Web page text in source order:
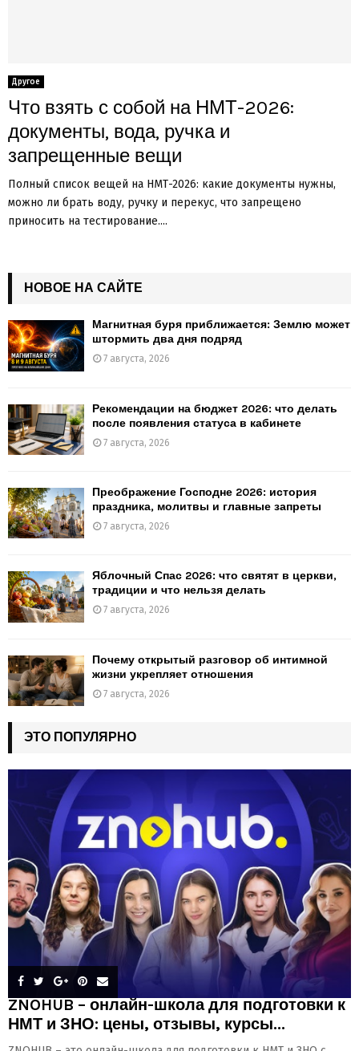
Другое
Что взять с собой на НМТ-2026:
документы, вода, ручка и
запрещенные вещи
Полный список вещей на НМТ-2026: какие документы нужны,
можно ли брать воду, ручку и перекус, что запрещено
приносить на тестирование....
НОВОЕ НА САЙТЕ
Магнитная буря приближается: Землю может
штормить два дня подряд
7 августа, 2026
Рекомендации на бюджет 2026: что делать
после появления статуса в кабинете
7 августа, 2026
Преображение Господне 2026: история
праздника, молитвы и главные запреты
7 августа, 2026
Яблочный Спас 2026: что святят в церкви,
традиции и что нельзя делать
7 августа, 2026
Почему открытый разговор об интимной
жизни укрепляет отношения
7 августа, 2026
ЭТО ПОПУЛЯРНО
ZNOHUB – онлайн-школа для подготовки к
НМТ и ЗНО: цены, отзывы, курсы...